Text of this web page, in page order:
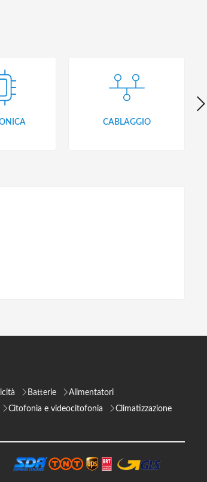
CABLAGGIO
Batterie
Alimentatori
Citofonia e videocitofonia
Climatizzazione